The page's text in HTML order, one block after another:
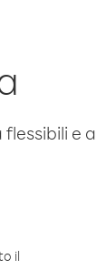
e a
il